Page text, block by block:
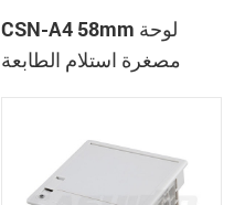
CSN-A4 58mm لوحة
مصغرة استلام الطابعة